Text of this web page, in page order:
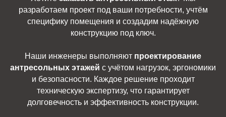
разработаем проект под ваши потребности, учтём
специфику помещения и создадим надёжную
конструкцию под ключ.
Наши инженеры выполняют проектирование
антресольных этажей с учётом нагрузок, эргономики
и безопасности. Каждое решение проходит
техническую экспертизу, что гарантирует
долговечность и эффективность конструкции.